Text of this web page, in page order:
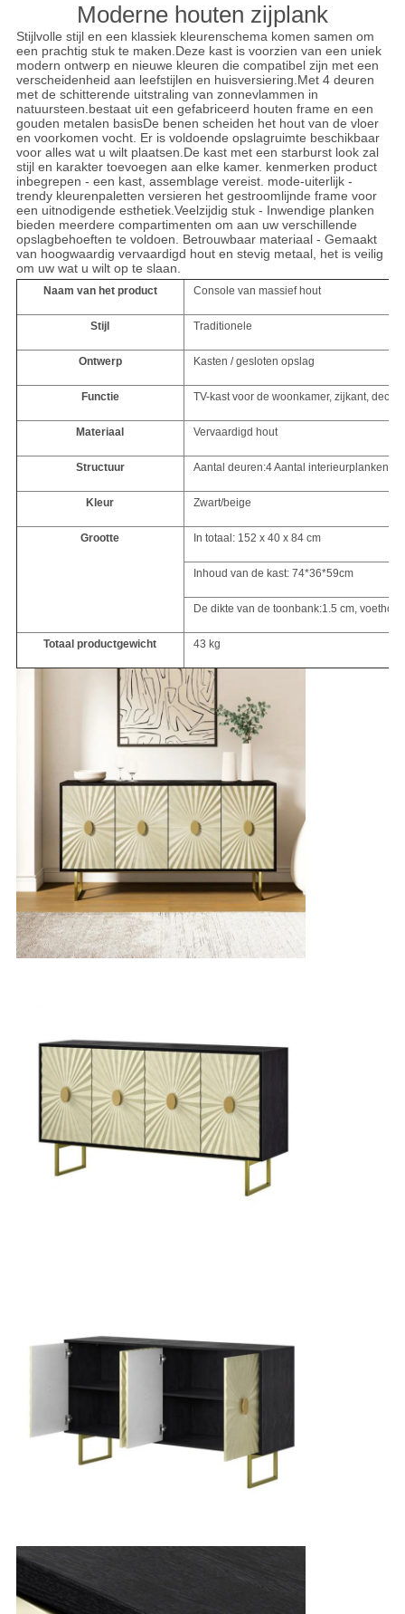
Moderne houten zijplank
Stijlvolle stijl en een klassiek kleurenschema komen samen om
een prachtig stuk te maken.Deze kast is voorzien van een uniek
modern ontwerp en nieuwe kleuren die compatibel zijn met een
verscheidenheid aan leefstijlen en huisversiering.Met 4 deuren
met de schitterende uitstraling van zonnevlammen in
natuursteen.bestaat uit een gefabriceerd houten frame en een
gouden metalen basisDe benen scheiden het hout van de vloer
en voorkomen vocht. Er is voldoende opslagruimte beschikbaar
voor alles wat u wilt plaatsen.De kast met een starburst look zal
stijl en karakter toevoegen aan elke kamer. kenmerken product
inbegrepen - een kast, assemblage vereist. mode-uiterlijk -
trendy kleurenpaletten versieren het gestroomlijnde frame voor
een uitnodigende esthetiek.Veelzijdig stuk - Inwendige planken
bieden meerdere compartimenten om aan uw verschillende
opslagbehoeften te voldoen. Betrouwbaar materiaal - Gemaakt
van hoogwaardig vervaardigd hout en stevig metaal, het is veilig
om uw wat u wilt op te slaan.
Naam van het product Console van massief hout
Stijl Traditionele
Ontwerp Kasten / gesloten opslag
Functie TV-kast voor de woonkamer, zijkant,
Materiaal Vervaardigd hout
Structuur Aantal deuren:4 Aantal interieurplanken:2
Kleur Zwart/beige
Grootte In totaal: 152 x 40 x 84 cm
Inhoud van de kast: 74*36*59cm
De dikte van de toonbank:1.5 cm,
Totaal productgewicht 43 kg